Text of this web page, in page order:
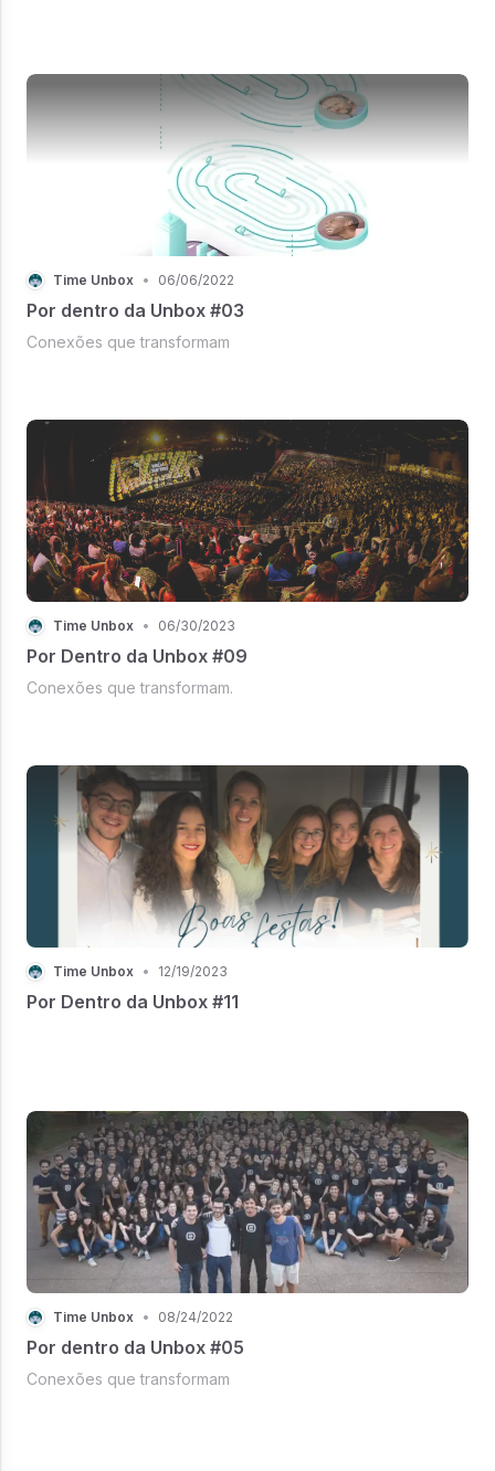
Time Unbox • 06/06/2022
Por dentro da Unbox #03
Conexões que transformam
Time Unbox • 06/30/2023
Por Dentro da Unbox #09
Conexões que transformam.
Time Unbox • 12/19/2023
Por Dentro da Unbox #11
Time Unbox • 08/24/2022
Por dentro da Unbox #05
Conexões que transformam